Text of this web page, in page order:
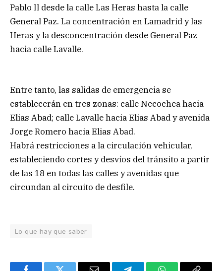
Pablo Il desde la calle Las Heras hasta la calle
General Paz. La concentración en Lamadrid y las
Heras y la desconcentración desde General Paz
hacia calle Lavalle.
Entre tanto, las salidas de emergencia se
establecerán en tres zonas: calle Necochea hacia
Elias Abad; calle Lavalle hacia Elias Abad y avenida
Jorge Romero hacia Elias Abad.
Habrá restricciones a la circulación vehicular,
estableciendo cortes y desvíos del tránsito a partir
de las 18 en todas las calles y avenidas que
circundan al circuito de desfile.
Lo que hay que saber